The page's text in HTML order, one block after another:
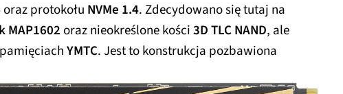
oraz protokołu NVMe 1.4. Zdecydowano się tutaj na
MAP1602oraz nieokreślone kości3D TLC NAND, ale
YMTC. Jest to konstrukcja pozbawiona